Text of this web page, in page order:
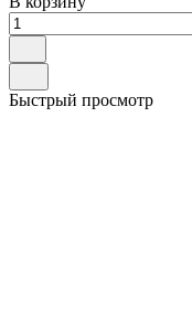
Быстрый просмотр